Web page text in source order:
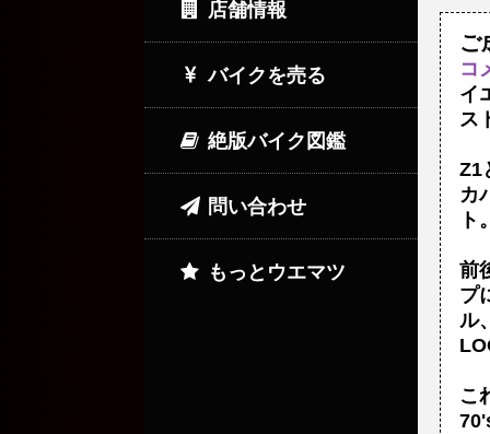
ご
コ
イ
ス
Z1
カ
ト
前
プ
ル
こ
店舗情報
バイクを売る
絶版バイク図鑑
問い合わせ
もっとウエマツ